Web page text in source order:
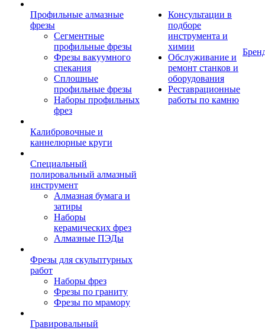
Профильные алмазные
фрезы
Сегментные
профильные фрезы
Фрезы вакуумного
спекания
Сплошные
профильные фрезы
Наборы профильных
фрез
Калибровочные и
каннелюрные круги
Специальный
полировальный алмазный
инструмент
Алмазная бумага и
затиры
Наборы
керамических фрез
Алмазные ПЭДы
Фрезы для скульптурных
работ
Наборы фрез
Фрезы по граниту
Фрезы по мрамору
Гравировальный
Консультации в
подборе
инструмента и
химии
Обслуживание и
ремонт станков и
оборудования
Реставрационные
работы по камню